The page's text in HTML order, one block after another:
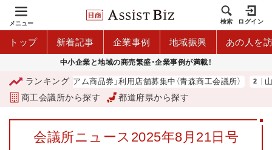
メニュー 検索 ログイン
トップ 新着記事 企業事例 地域振興 あの人を
中小企業と地域の商売繁盛・企業事例が満載！
ランキング
「青森市プレミアム商品券」利用店舗募集中（青森商工会議所） 山
商工会議所から探す 都道府県から探す
会議所ニュース2025年8月21日号